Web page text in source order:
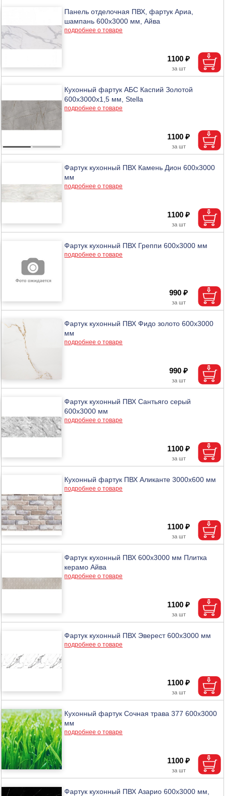
Панель отделочная ПВХ, фартук Ариа,
шампань 600х3000 мм, Айва
подробнее о товаре
1100 ₽
Кухонный фартук АБС Каспий Золотой
600х3000х1,5 мм, Stella
подробнее о товаре
1100 ₽
Фартук кухонный ПВХ Камень Дион 600х3000
мм
подробнее о товаре
1100 ₽
Фартук кухонный ПВХ Греппи 600х3000 мм
подробнее о товаре
990 ₽
Фартук кухонный ПВХ Фидо золото 600х3000
мм
подробнее о товаре
990 ₽
Фартук кухонный ПВХ Сантьяго серый
600х3000 мм
подробнее о товаре
1100 ₽
Кухонный фартук ПВХ Аликанте 3000х600 мм
подробнее о товаре
1100 ₽
Фартук кухонный ПВХ 600х3000 мм Плитка
керамо Айва
подробнее о товаре
1100 ₽
Фартук кухонный ПВХ Эверест 600х3000 мм
подробнее о товаре
1100 ₽
Кухонный фартук Сочная трава 377 600х3000
мм
подробнее о товаре
1100 ₽
Фартук кухонный ПВХ Азарио 600х3000 мм,